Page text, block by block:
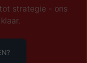
strategie - ons